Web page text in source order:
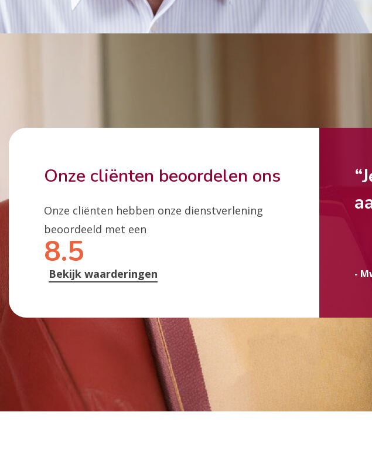
Onze cliënten beoordelen ons
Onze cliënten hebben onze dienstverlening
beoordeeld met een
8.5
Bekijk waarderingen -